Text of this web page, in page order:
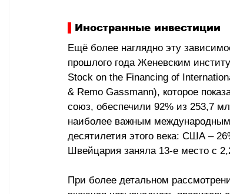
Иностранные инвестиции
Ещё более наглядно эту
прошлого года Женевским
Stock on the Financing of
& Remo Gassmann), которое
союз, обеспечили 92% из 253,7
наиболее важным
десятилетия этого века: США –
Швейцария заняла 13-е место с
При более детальном